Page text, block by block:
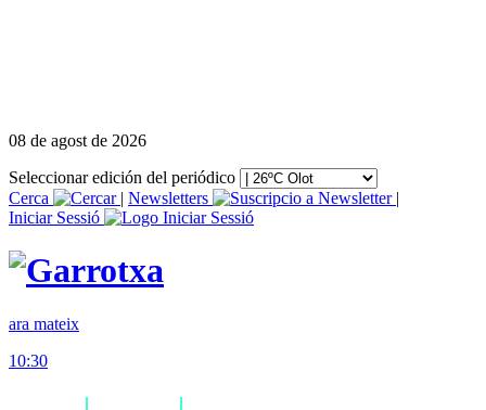
08 de agost de 2026
Seleccionar edición del periódico
Cerca
| Newsletters
|
Iniciar Sessió
ara mateix
10:30